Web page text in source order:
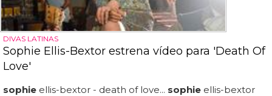
DIVAS LATINAS
Sophie Ellis-Bextor estrena vídeo para 'Death Of
Love'
sophie ellis-bextor - death of love... sophie ellis-bextor